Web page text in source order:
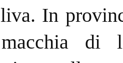
In
di